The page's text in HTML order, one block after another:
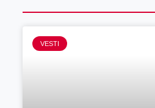
VESTI